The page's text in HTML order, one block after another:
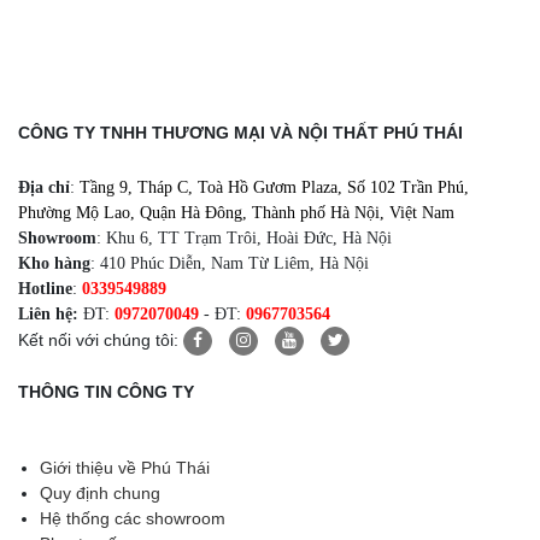
CÔNG TY TNHH THƯƠNG MẠI VÀ NỘI THẤT PHÚ THÁI
Địa chỉ: Tầng 9, Tháp C, Toà Hồ Gươm Plaza, Số 102 Trần Phú,
Phường Mộ Lao, Quận Hà Đông, Thành phố Hà Nội, Việt Nam
Showroom: Khu 6, TT Trạm Trôi, Hoài Đức, Hà Nội
Kho hàng: 410 Phúc Diễn, Nam Từ Liêm, Hà Nội
Hotline: 0339549889
Liên hệ: ĐT: 0972070049 - ĐT: 0967703564
Kết nối với chúng tôi:
THÔNG TIN CÔNG TY
Giới thiệu về Phú Thái
Quy định chung
Hệ thống các showroom